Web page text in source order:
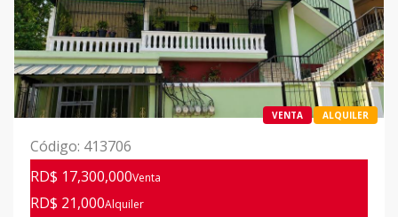
VENTA ALQUILER
Código: 413706
RD$ 17,300,000Venta
RD$ 21,000Alquiler